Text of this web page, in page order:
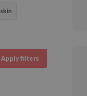
Apply filters